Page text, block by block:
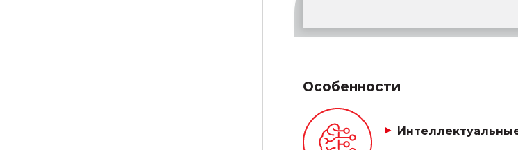
Особенности